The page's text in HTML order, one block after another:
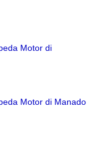
Motor di
Motor di Manado